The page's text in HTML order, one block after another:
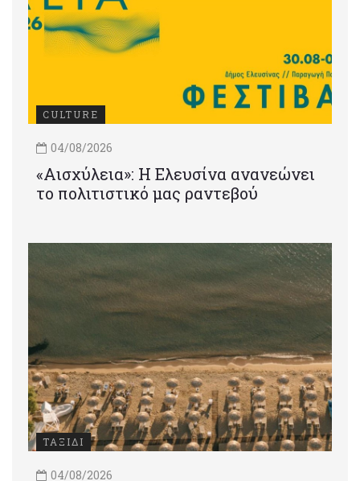
CULTURE
04/08/2026
«Αισχύλεια»: Η Ελευσίνα ανανεώνει
το πολιτιστικό μας ραντεβού
ΤΑΞΙΔΙ
04/08/2026